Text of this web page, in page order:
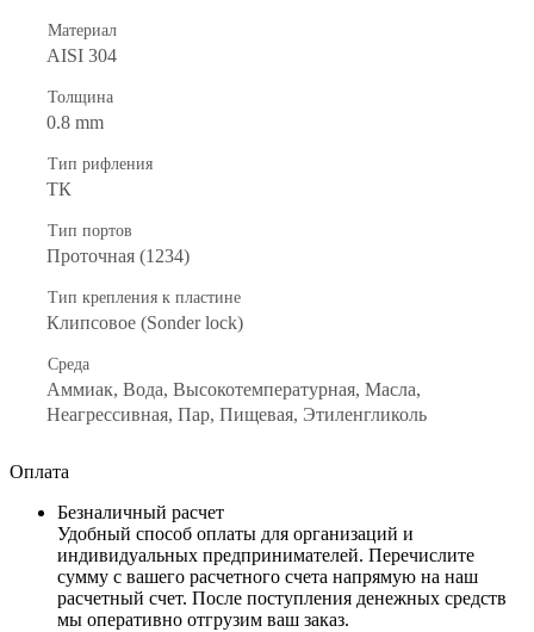
Материал
AISI 304
Толщина
0.8 mm
Тип рифления
ТК
Тип портов
Проточная (1234)
Тип крепления к пластине
Клипсовое (Sonder lock)
Среда
Аммиак, Вода, Высокотемпературная, Масла,
Неагрессивная, Пар, Пищевая, Этиленгликоль
Оплата
Безналичный расчет
Удобный способ оплаты для организаций и
индивидуальных предпринимателей. Перечислите
сумму с вашего расчетного счета напрямую на наш
расчетный счет. После поступления денежных средств
мы оперативно отгрузим ваш заказ.